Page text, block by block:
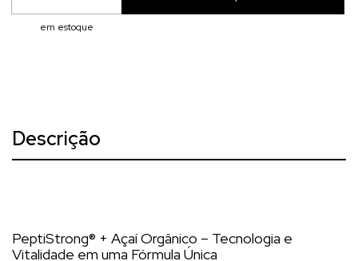
em estoque
Descrição
PeptiStrong®️ + Açaí Orgânico – Tecnologia e
Vitalidade em uma Fórmula Única